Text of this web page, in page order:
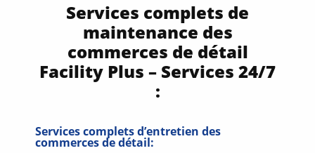
Services complets de
maintenance des
commerces de détail
Facility Plus – Services 24/7
:
Services complets d’entretien des
commerces de détail: